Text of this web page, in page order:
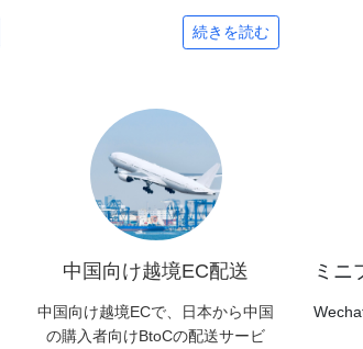
続きを読む
中国向け越境EC配送
中国向け越境ECで、日本から中国
の購入者向けBtoCの配送サービ
ミニ